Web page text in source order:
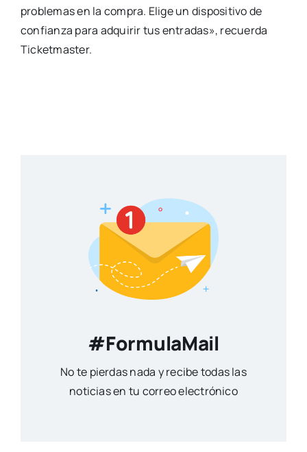
problemas en la compra. Elige un dispositivo de
confianza para adquirir tus entradas», recuerda
Ticketmaster.
#FormulaMail
No te pierdas nada y recibe todas las
noticias en tu correo electrónico